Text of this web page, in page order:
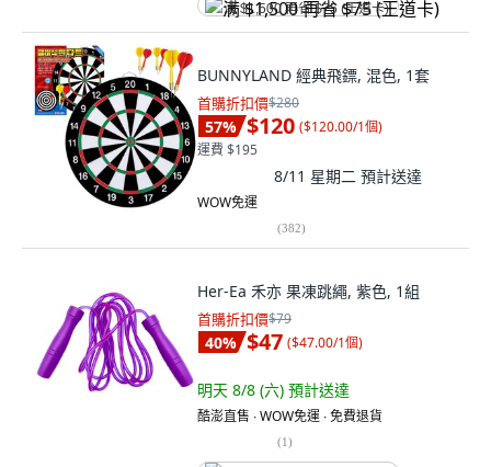
满 $1,500 再省 $75 (王道卡)
BUNNYLAND 經典飛鏢, 混色, 1套
首購折扣價$280
57% $120 ($120.00/1個)
運費 $195
8/11 星期二 預計送達
WOW免運
(382)
Her-Ea 禾亦 果凍跳繩, 紫色, 1組
首購折扣價$79
40% $47 ($47.00/1個)
明天 8/8 (六) 預計送達
酷澎直售 ∙ WOW免運 ∙ 免費退貨
(1)